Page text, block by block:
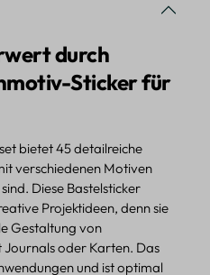
durch
Sticker für
bietet 45 detailreiche
verschiedenen Motiven
Diese Bastelsticker
Projektideen, denn sie
Gestaltung von
oder Karten. Das
und ist optimal